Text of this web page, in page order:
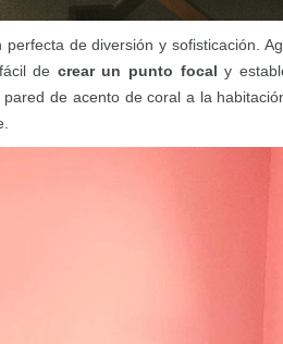
de diversión y sofisticación.
de crear un punto focal y
de acento de coral a la